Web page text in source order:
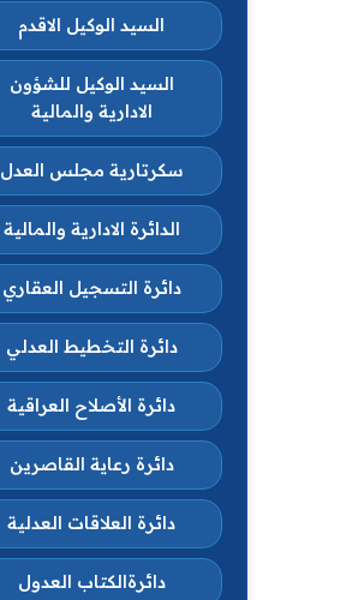
السيد الوكيل الاقدم
السيد الوكيل للشؤون
الادارية والمالية
سكرتارية مجلس العدل
الدائرة الادارية والمالية
دائرة التسجيل العقاري
دائرة التخطيط العدلي
دائرة الأصلاح العراقية
دائرة رعاية القاصرين
دائرة العلاقات العدلية
دائرةالكتاب العدول